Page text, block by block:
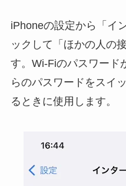
iPhoneの設定から「イ
ックして「ほかの人の
す。Wi-Fiのパスワード
らのパスワードをスイ
るときに使用します。